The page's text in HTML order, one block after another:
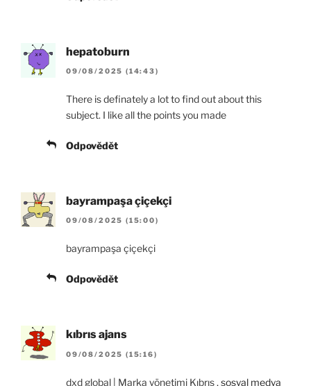
hepatoburn
09/08/2025 (14:43)
There is definately a lot to find out about this
subject. I like all the points you made
Odpovědět
bayrampaşa çiçekçi
09/08/2025 (15:00)
bayrampaşa çiçekçi
Odpovědět
kıbrıs ajans
09/08/2025 (15:16)
dxd global | Marka yönetimi Kıbrıs, sosyal medya